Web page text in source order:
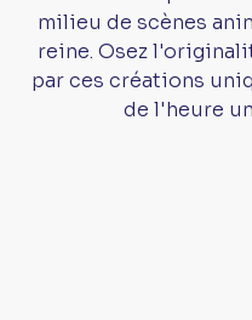
milieu de scènes
reine. Osez
par ces créations
de l'heure